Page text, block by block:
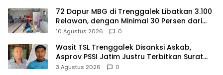
72 Dapur MBG di Trenggalek Libatkan 3.100
Relawan, dengan Minimal 30 Persen dari
Desil 1 dan 2
10 Agustus 2026 0
Wasit TSL Trenggalek Disanksi Askab,
Asprov PSSI Jatim Justru Terbitkan Surat
Tugas di Hari yang Sama
3 Agustus 2026 0